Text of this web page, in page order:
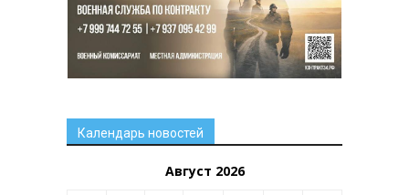
Календарь новостей
Август 2026